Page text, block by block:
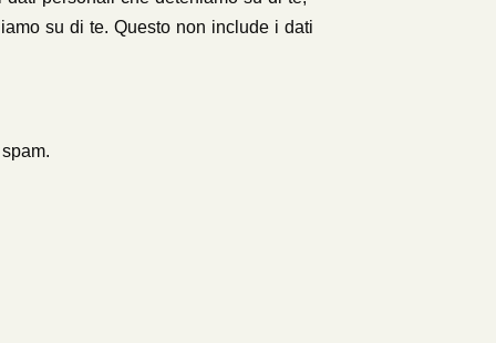
su di te. Questo non include i dati